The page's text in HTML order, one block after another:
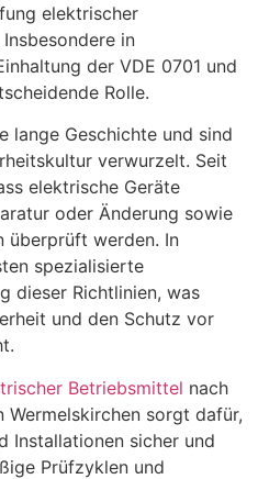
elektrischer
in
der VDE 0701 und
Rolle.
lange Geschichte und sind
verwurzelt. Seit
elektrische Geräte
oder Änderung sowie
überprüft werden. In
spezialisierte
dieser Richtlinien, was
und den Schutz vor
Betriebsmittel nach
Wermelskirchen sorgt dafür,
Installationen sicher und
Prüfzyklen und